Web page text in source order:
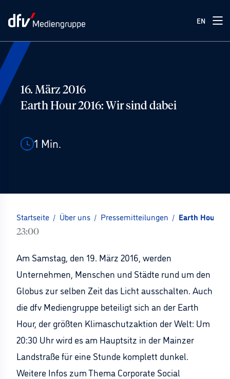
EN
16. März 2016
Earth Hour 2016: Wir sind dabei
1 Min.
Startseite / Über uns / Pressemitteilungen / Earth Hour
23:00
Am Samstag, den 19. März 2016, werden
Unternehmen, Menschen und Städte rund um den
Globus zur selben Zeit das Licht ausschalten. Auch
die dfv Mediengruppe beteiligt sich an der Earth
Hour, der größten Klimaschutzaktion der Welt: Um
20:30 Uhr wird es am Hauptsitz in der Mainzer
Landstraße für eine Stunde komplett dunkel.
Weitere Infos zum Thema Corporate Social